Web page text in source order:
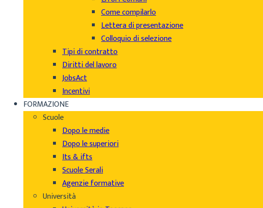
Come compilarlo
Lettera di presentazione
Colloquio di selezione
Tipi di contratto
Diritti del lavoro
JobsAct
Incentivi
FORMAZIONE
Scuole
Dopo le medie
Dopo le superiori
Its & ifts
Scuole Serali
Agenzie formative
Università